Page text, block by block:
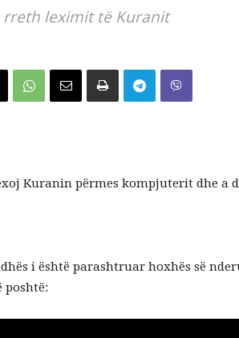
rreth leximit të Kuranit
Kuranin përmes kompjuterit dhe a
i është parashtruar hoxhës së